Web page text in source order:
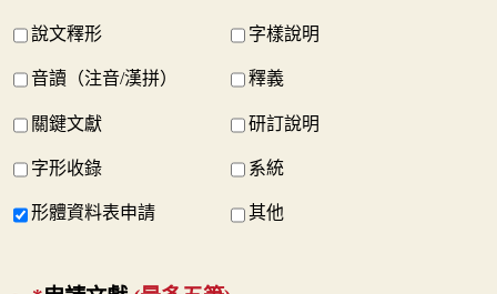
說文釋形 字樣說明
音讀（注音/漢拼） 釋義
關鍵文獻 研訂說明
字形收錄 系統
形體資料表申請 其他